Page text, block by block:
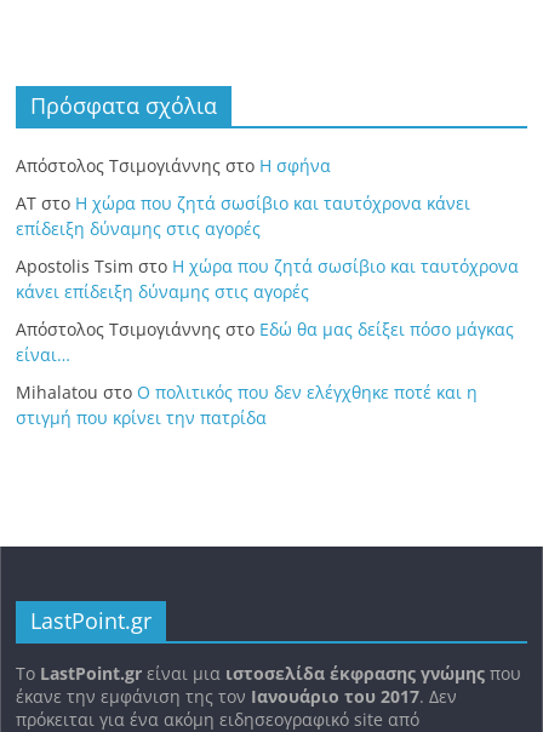
Πρόσφατα σχόλια
Απόστολος Τσιμογιάννης στο Η σφήνα
ΑΤ στο Η χώρα που ζητά σωσίβιο και ταυτόχρονα κάνει
επίδειξη δύναμης στις αγορές
Apostolis Tsim στο Η χώρα που ζητά σωσίβιο και ταυτόχρονα
κάνει επίδειξη δύναμης στις αγορές
Απόστολος Τσιμογιάννης στο Εδώ θα μας δείξει πόσο μάγκας
είναι…
Mihalatou στο Ο πολιτικός που δεν ελέγχθηκε ποτέ και η
στιγμή που κρίνει την πατρίδα
LastPoint.gr
To LastPoint.gr είναι μια ιστοσελίδα έκφρασης γνώμης που
έκανε την εμφάνιση της τον Ιανουάριο του 2017. Δεν
πρόκειται για ένα ακόμη ειδησεογραφικό site από